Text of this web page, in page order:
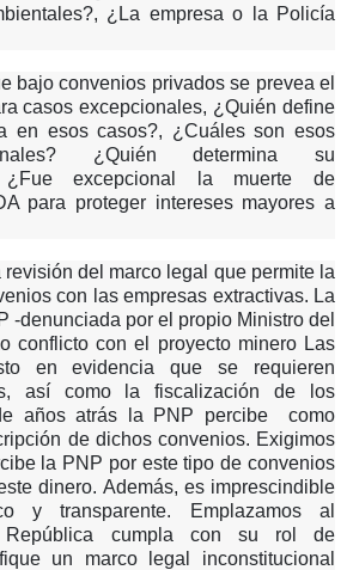
¿La empresa o la Policía
bajo convenios privados se prevea el
casos excepcionales, ¿Quién define
en esos casos?, ¿Cuáles son esos
¿Quién determina su
¿Fue excepcional la muerte de
para proteger intereses mayores a
del marco legal que permite la
con las empresas extractivas. La
-denunciada por el propio Ministro del
conflicto con el proyecto minero Las
en evidencia que se requieren
así como la fiscalización de los
años atrás la PNP percibe como
de dichos convenios. Exigimos
la PNP por este tipo de convenios
dinero. Además, es imprescindible
y transparente. Emplazamos al
cumpla con su rol de
un marco legal inconstitucional